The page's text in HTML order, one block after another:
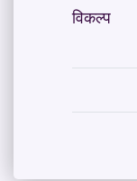
विकल्प